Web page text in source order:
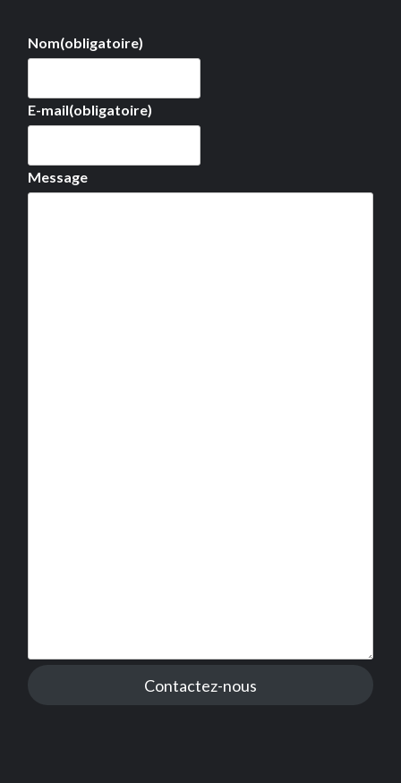
Nom(obligatoire)
E-mail(obligatoire)
Message
Contactez-nous